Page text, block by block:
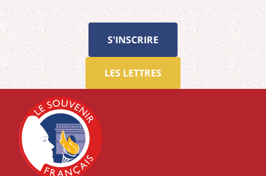
S'INSCRIRE
LES LETTRES